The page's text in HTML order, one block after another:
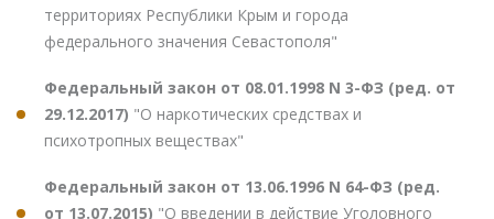
территориях Республики Крым и города
федерального значения Севастополя"
Федеральный закон от 08.01.1998 N 3-ФЗ (ред. от
29.12.2017) "О наркотических средствах и
психотропных веществах"
Федеральный закон от 13.06.1996 N 64-ФЗ (ред.
от 13.07.2015) "О введении в действие Уголовного